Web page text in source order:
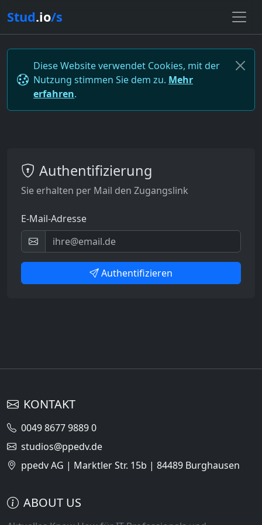
Stud.io/s
Diese Website verwendet Cookies, mit der
Nutzung stimmen Sie dem zu. Mehr
erfahren.
Authentifizierung
Sie erhalten per Mail den Zugangslink
E-Mail-Adresse
Authentifizieren
KONTAKT
0049 8677 9889 0
studios@ppedv.de
ppedv AG | Marktler Str. 15b | 84489 Burghausen
ABOUT US